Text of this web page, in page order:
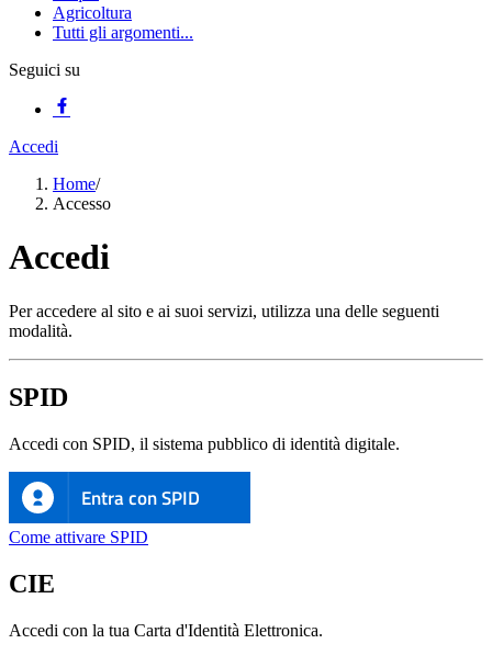
Agricoltura
Tutti gli argomenti...
Seguici su
Accedi
Home/
Accesso
Accedi
Per accedere al sito e ai suoi servizi, utilizza una delle seguenti
modalità.
SPID
Accedi con SPID, il sistema pubblico di identità digitale.
Entra con SPID
Come attivare SPID
CIE
Accedi con la tua Carta d'Identità Elettronica.